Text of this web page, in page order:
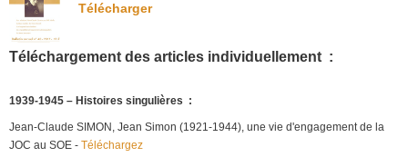
Télécharger
Téléchargement des articles individuellement :
1939-1945 – Histoires singulières :
Jean-Claude SIMON, Jean Simon (1921-1944), une vie d'engagement de la
JOC au SOE - Téléchargez